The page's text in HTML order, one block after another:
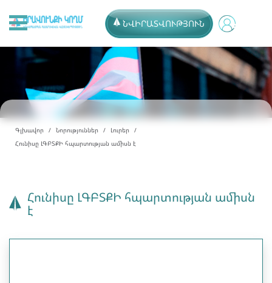
ՆՎԻՐԱՏՎՈՒԹՅՈՒՆ
Գլխավոր Նորություններ
Լուրեր
Հունիսը ԼԳԲՏՔԻ հպարտության ամիսն է
Հունիսը ԼԳԲՏՔԻ հպարտության ամիսն
է